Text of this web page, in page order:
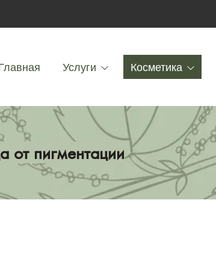
Услуги Косметика
от пигментации